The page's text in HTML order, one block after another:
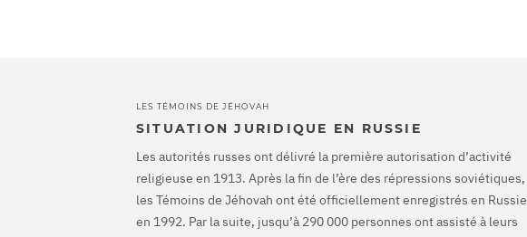
LES TÉMOINS DE JÉHOVAH
SITUATION JURIDIQUE EN RUSSIE
Les autorités russes ont délivré la première autorisation d’activité
religieuse en 1913. Après la fin de l’ère des répressions soviétiques,
les Témoins de Jéhovah ont été officiellement enregistrés en Russie
en 1992. Par la suite, jusqu’à 290 000 personnes ont assisté à leurs